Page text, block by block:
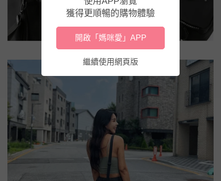
獲得更順暢的購物體驗
開啟「媽咪愛」APP
繼續使用網頁版